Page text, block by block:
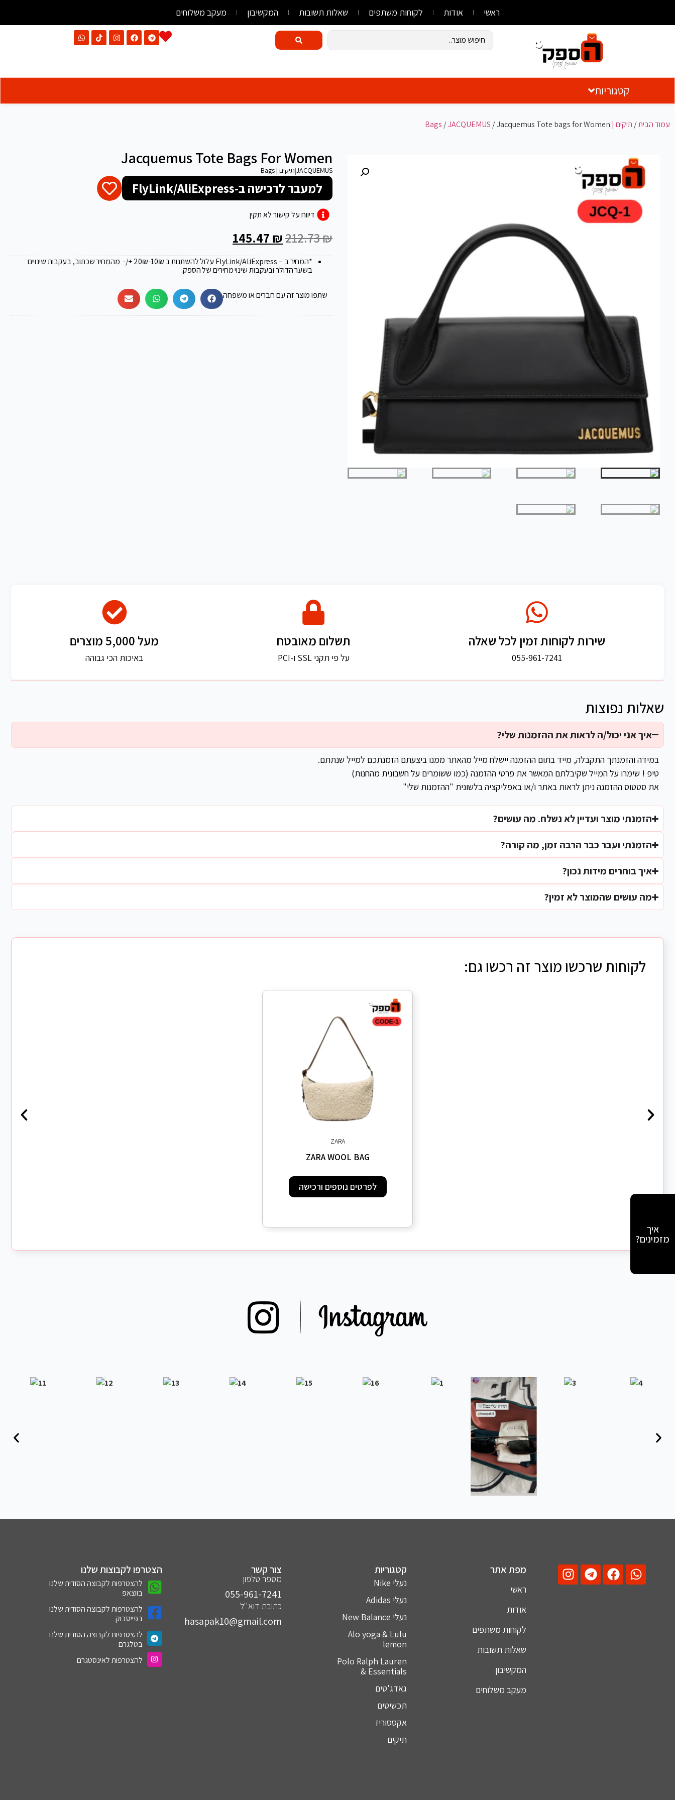
ראשי אודות לקוחות משתפים שאלות תשובות המקשיבון מעקב משלוחים
קטגוריות
עמוד הבית/ תיקים | Bags /JACQUEMUS / Jacquemus Tote bags for Women
Jacquemus Tote Bags For Women
JACQUEMUS
|תיקים | Bags
למעבר לרכישה ב-FlyLink/AliExpress
דיווח על קישור לא תקין
212.73₪
145.47 ₪
*המחיר ב – FlyLink/AliExpress עלול להשתנות ב 20 ₪
-10₪ +/- מהמחיר שכתוב, בעקבות שינויים
בשער הדולר ובעקבות שינוי מחירים של הספק.
שתפו מוצר זה עם חברים או משפחה
איך אני יכול/ה לראות את ההזמנות שלי?
במידה והזמנתך התקבלה, מייד בתום ההזמנה יישלח מייל מהאתר ממנו ביצעתם הזמנתכם למייל שנתתם.
טיפ ! שימרו על המייל שקיבלתם המאשר את פרטי ההזמנה (כמו ששומרים על חשבונית מהחנות)
את סטטוס ההזמנה ניתן לראות באתר ו/או באפליקציה בלשונית "ההזמנות שלי"
הזמנתי מוצר ועדיין לא נשלח. מה עושים?
הזמנתי ועבר כבר הרבה זמן, מה קורה?
איך בוחרים מידות נכון?
מה עושים שהמוצר לא זמין?
שאלות נפוצות
מעל 5,000 מוצרים
באיכות הכי גבוהה
תשלום מאובטח
על פי תקני SSL ו-PCI
שירות לקוחות זמין לכל שאלה
055-961-7241
לקוחות שרכשו מוצר זה רכשו גם:
ZARA
ZARA WOOL BAG
לפרטים נוספים ורכישה
איך
מזמינים?
מפת אתר
ראשי
אודות
לקוחות משתפים
שאלות תשובות
המקשיבון
מעקב משלוחים
קטגוריות
נעלי Nike
נעלי Adidas
נעלי New Balance
Alo yoga & Lulu
lemon
Polo Ralph Lauren
& Essentials
גאדג'טים
תכשיטים
אקססוריז
תיקים
צור קשר
מספר טלפון
055-961-7241⁩
כתובת דוא''ל
hasapak10@gmail.com
הצטרפו לקבוצות שלנו
להצטרפות לקבוצה הסודית שלנו
בווצאפ
להצטרפות לקבוצה הסודית שלנו
בפייסבוק
להצטרפות לקבוצה הסודית שלנו
בטלגרם
להצטרפות לאינסטגרם